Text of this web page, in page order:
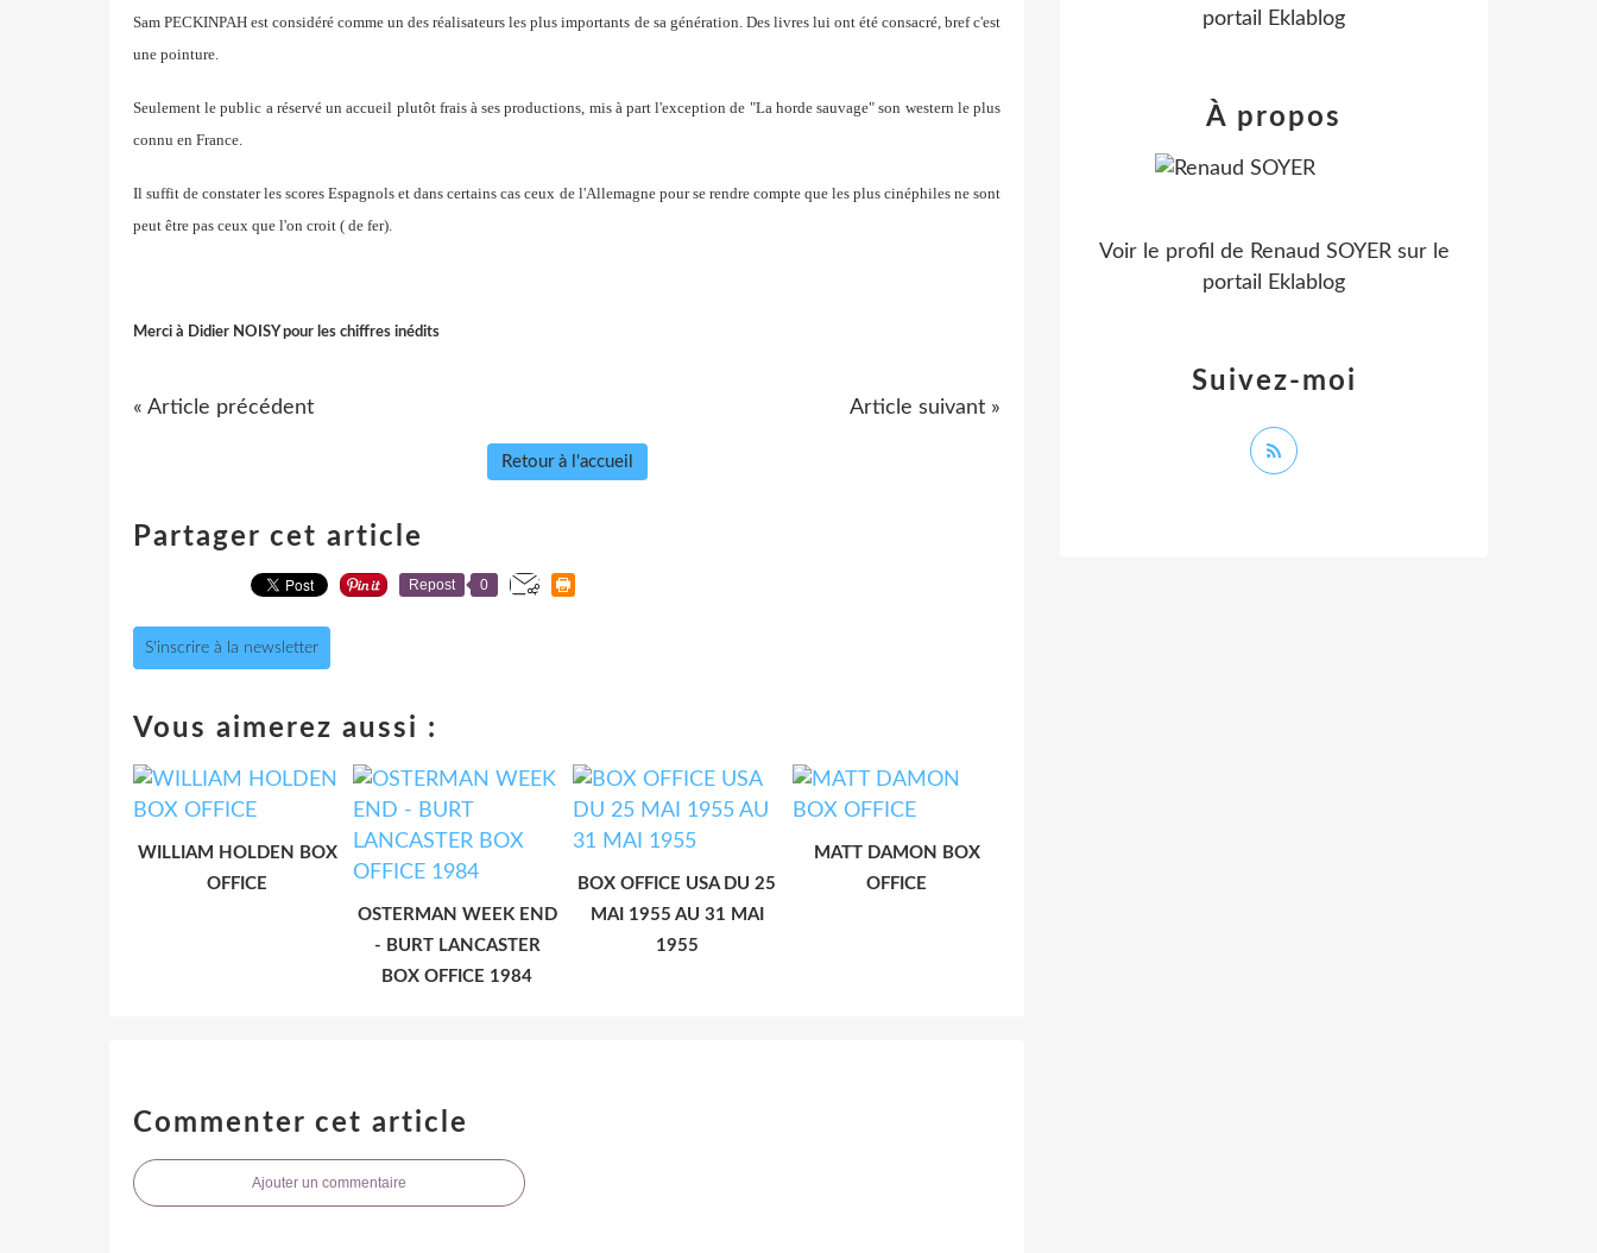
Sam PECKINPAH est considéré comme un des réalisateurs les plus importants de sa génération. Des livres lui ont été consacré, bref c'est
une pointure.
Seulement le public a réservé un accueil plutôt frais à ses productions, mis à part l'exception de "La horde sauvage" son western le plus
connu en France.
Il suffit de constater les scores Espagnols et dans certains cas ceux de l'Allemagne pour se rendre compte que les plus cinéphiles ne sont
peut être pas ceux que l'on croit ( de fer).
Merci à Didier NOISY pour les chiffres inédits
« Article précédent Article suivant »
Retour à l'accueil
Partager cet article
Repost 0
S'inscrire à la newsletter
Vous aimerez aussi :
WILLIAM HOLDEN BOX
OFFICE
OSTERMAN WEEK END
- BURT LANCASTER
BOX OFFICE 1984
BOX OFFICE USA DU 25
MAI 1955 AU 31 MAI
1955
MATT DAMON BOX
OFFICE
Commenter cet article
Ajouter un commentaire
portail Eklablog
Suivez-moi
À propos
Voir le profil de Renaud SOYERsur le
portail Eklablog